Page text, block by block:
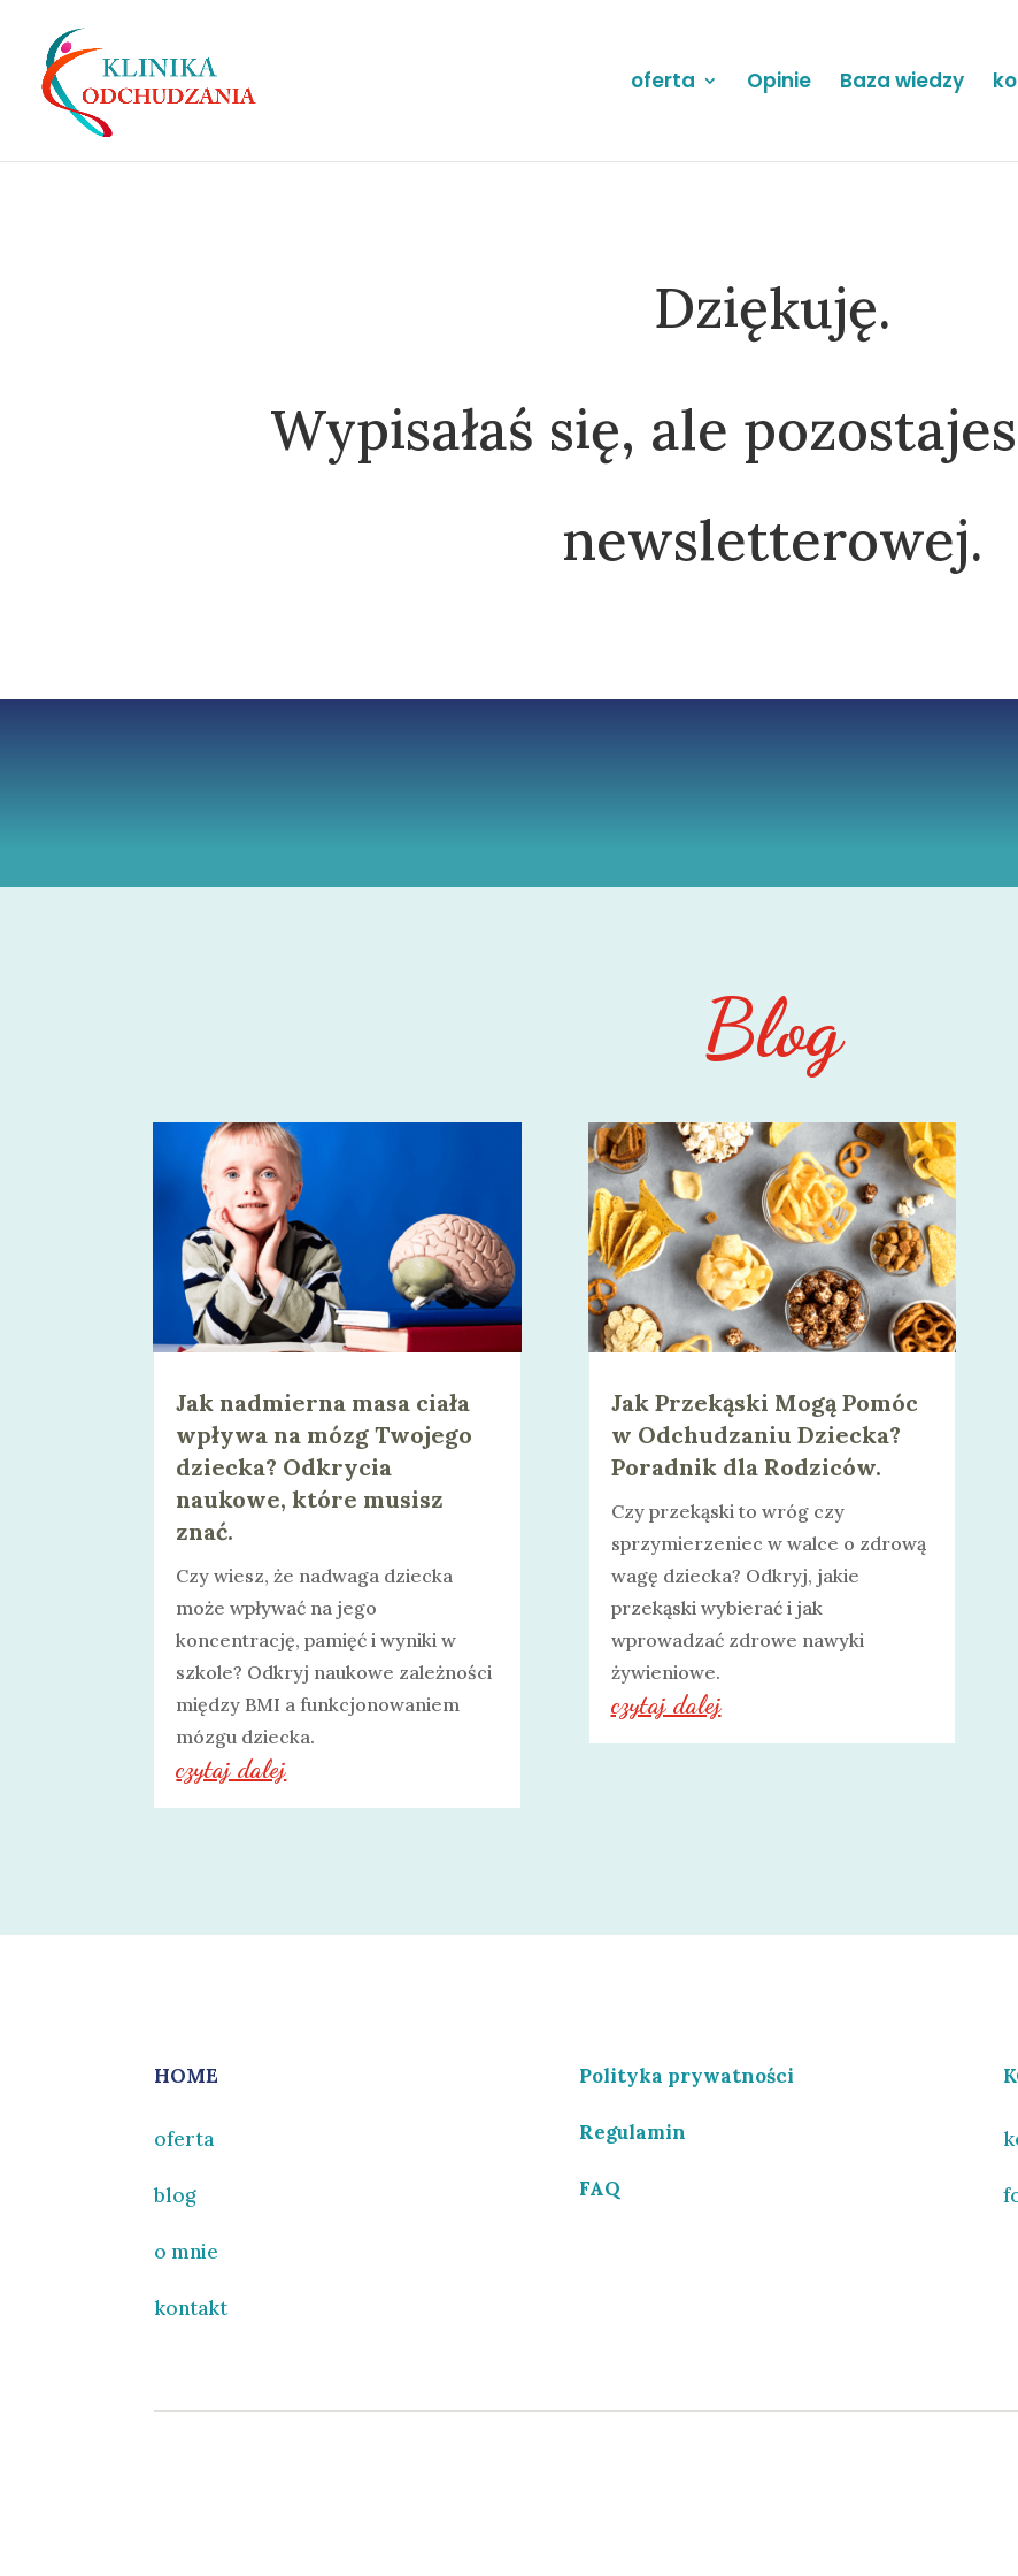
oferta Opinie Baza wiedzy
Dziękuję.
Wypisałaś się, ale
newsletterowej.
Blog
Jak nadmierna masa ciała
wpływa na mózg Twojego
dziecka? Odkrycia
naukowe, które musisz
znać.
Czy wiesz, że nadwaga dziecka
może wpływać na jego
koncentrację, pamięć i wyniki w
szkole? Odkryj naukowe zależności
między BMI a funkcjonowaniem
mózgu dziecka.
czytaj dalej
Jak Przekąski Mogą Pomóc
w Odchudzaniu Dziecka?
Poradnik dla Rodziców.
Czy przekąski to wróg czy
sprzymierzeniec w walce o zdrową
wagę dziecka? Odkryj, jakie
przekąski wybierać i jak
wprowadzać zdrowe nawyki
żywieniowe.
czytaj dalej
HOME
oferta
blog
o mnie
kontakt
Polityka prywatności
Regulamin
FAQ